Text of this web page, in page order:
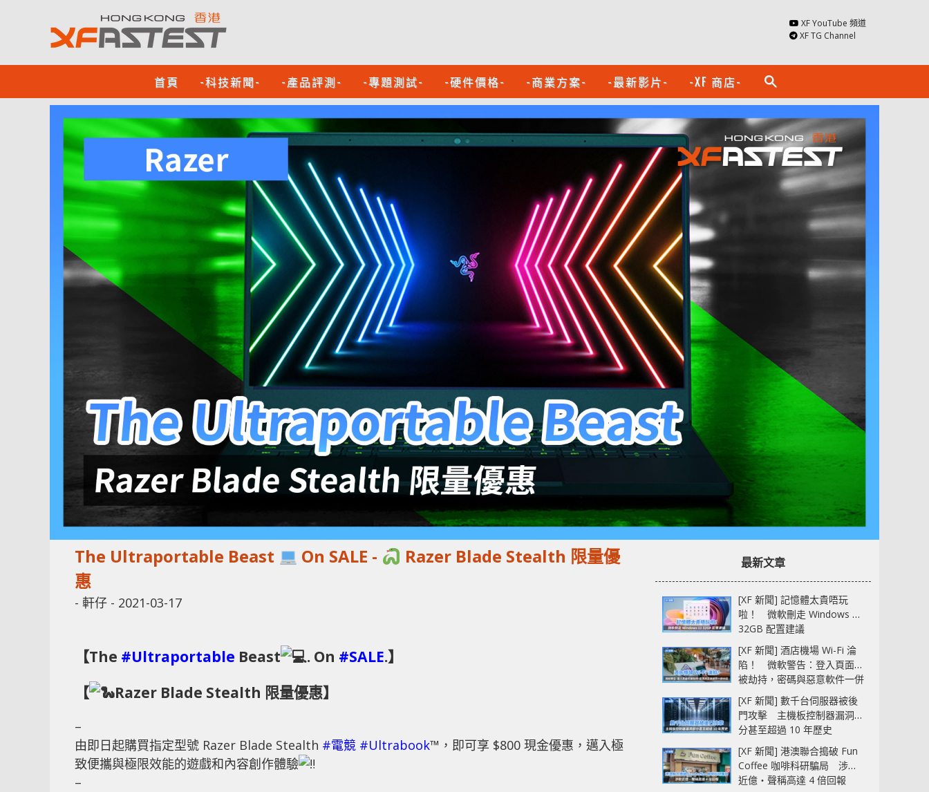
XF YouTube 頻道
XF TG Channel
首頁 -科技新聞- -產品評測- -專題測試- -硬件價格- -商業方案- -最新影片- -XF 商店- search
The Ultraportable Beast On SALE -
Razer Blade Stealth 限量優
惠
- 軒仔 - 2021-03-17
【The #Ultraportable Beast . On #SALE.】
【
Razer Blade Stealth 限量優惠】
–
由即日起購買指定型號 Razer Blade Stealth #電競 #Ultrabook™，即可享 $800 現金優惠，邁入極
致便攜與極限效能的遊戲和內容創作體驗
–
最新文章
[XF 新聞] 記憶體太貴唔玩
啦！ 微軟刪走 Windows 11
32GB 配置建議
[XF 新聞] 酒店機場 Wi-Fi 淪
陷！ 微軟警告：登入頁面可
被劫持，密碼與惡意軟件一併
中招
[XF 新聞] 數千台伺服器被後
門攻擊 主機板控制器漏洞部
分甚至超過 10 年歷史
[XF 新聞] 港澳聯合搗破 Fun
Coffee 咖啡科研騙局 涉款
近億‧聲稱高達 4 倍回報